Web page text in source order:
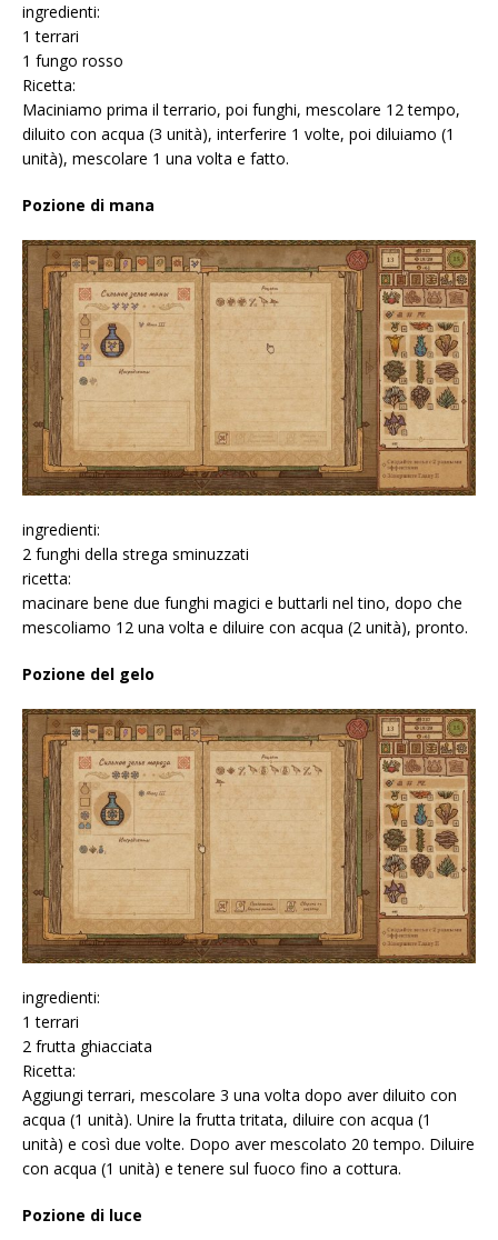
ingredienti:
1 terrari
1 fungo rosso
Ricetta:
Maciniamo prima il terrario, poi funghi, mescolare 12 tempo,
diluito con acqua (3 unità), interferire 1 volte, poi diluiamo (1
unità), mescolare 1 una volta e fatto.
Pozione di mana
ingredienti:
2 funghi della strega sminuzzati
ricetta:
macinare bene due funghi magici e buttarli nel tino, dopo che
mescoliamo 12 una volta e diluire con acqua (2 unità), pronto.
Pozione del gelo
ingredienti:
1 terrari
2 frutta ghiacciata
Ricetta:
Aggiungi terrari, mescolare 3 una volta dopo aver diluito con
acqua (1 unità). Unire la frutta tritata, diluire con acqua (1
unità) e così due volte. Dopo aver mescolato 20 tempo. Diluire
con acqua (1 unità) e tenere sul fuoco fino a cottura.
Pozione di luce